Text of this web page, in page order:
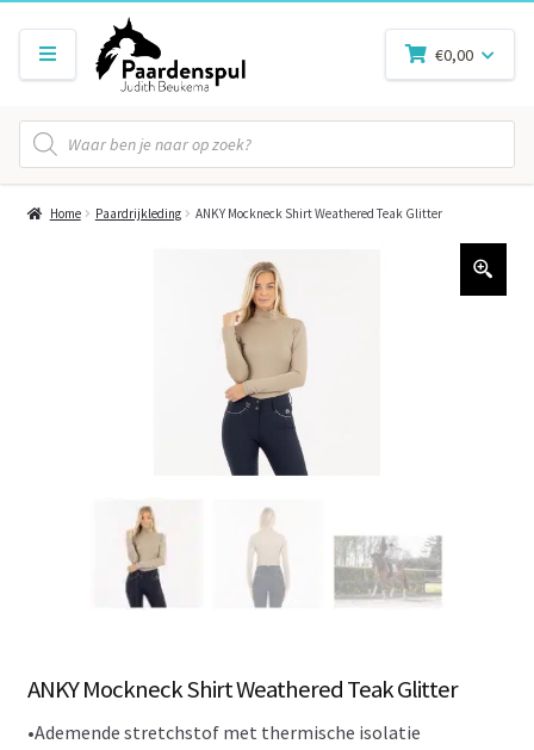
Producten
zoeken
€0,00
Home Paardrijkleding ANKY Mockneck Shirt Weathered Teak Glitter
ANKY Mockneck Shirt Weathered Teak Glitter
•Ademende stretchstof met thermische isolatie